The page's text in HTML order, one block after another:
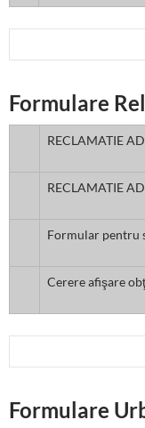
Formulare
RECLAMATIE
RECLAMATIE
Formular pentru
Cerere afişare
Formulare